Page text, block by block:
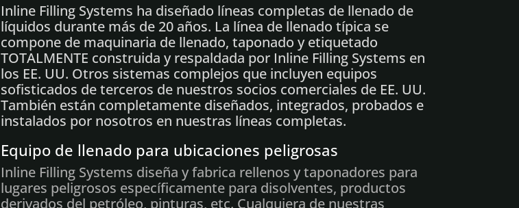
Inline Filling Systems ha diseñado líneas completas de llenado de
líquidos durante más de 20 años. La línea de llenado típica se
compone de maquinaria de llenado, taponado y etiquetado
TOTALMENTE construida y respaldada por Inline Filling Systems en
los EE. UU. Otros sistemas complejos que incluyen equipos
sofisticados de terceros de nuestros socios comerciales de EE. UU.
También están completamente diseñados, integrados, probados e
instalados por nosotros en nuestras líneas completas.
Equipo de llenado para ubicaciones peligrosas
Inline Filling Systems diseña y fabrica rellenos y taponadores para
lugares peligrosos específicamente para disolventes, productos
derivados del petróleo, pinturas, etc. Cualquiera de nuestras